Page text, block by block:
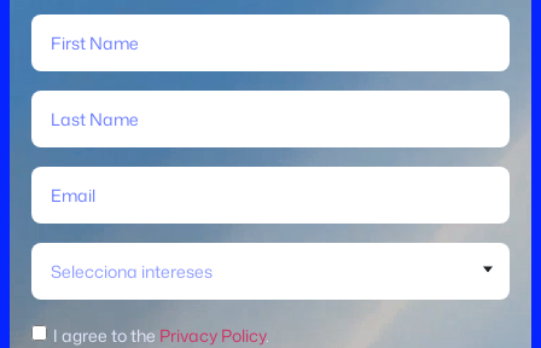
Selecciona intereses
I agree to the Privacy Policy.